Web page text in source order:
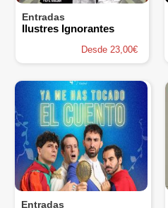
Entradas
Ilustres Ignorantes
Desde 23,00€
Entradas